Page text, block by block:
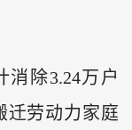
消除3.24万户
迁劳动力家庭